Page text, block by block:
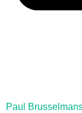
Paul